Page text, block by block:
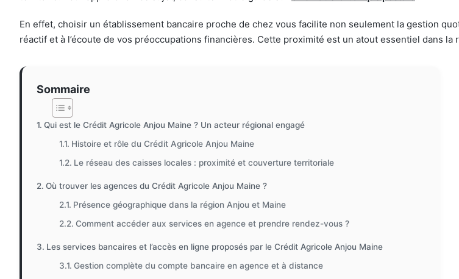
En effet, choisir un établissement bancaire proche de chez vous facilite non seulement la gestion
réactif et à l’écoute de vos préoccupations financières. Cette proximité est un atout essentiel dans
Sommaire
Qui est le Crédit Agricole Anjou Maine ? Un acteur régional engagé
Histoire et rôle du Crédit Agricole Anjou Maine
Le réseau des caisses locales : proximité et couverture territoriale
Où trouver les agences du Crédit Agricole Anjou Maine ?
Présence géographique dans la région Anjou et Maine
Comment accéder aux services en agence et prendre rendez-vous ?
Les services bancaires et l’accès en ligne proposés par le Crédit Agricole Anjou Maine
Gestion complète du compte bancaire en agence et à distance